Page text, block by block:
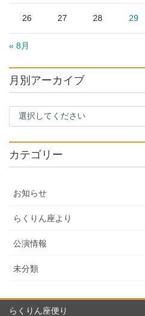
26 27 28 29
« 8月
月別アーカイブ
カテゴリー
お知らせ
らくりん座より
公演情報
未分類
らくりん座便り